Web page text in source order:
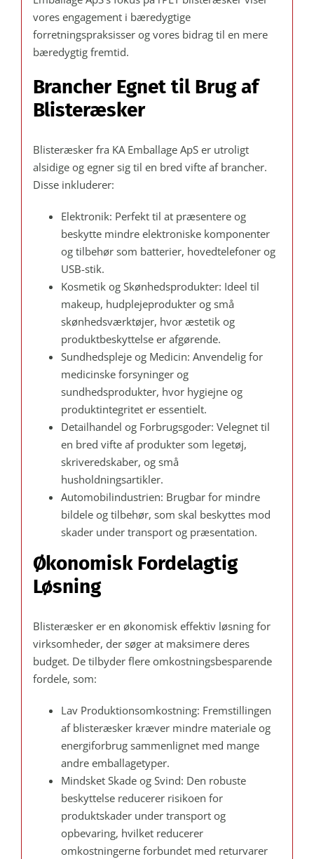
vores engagement i bæredygtige
forretningspraksisser og vores bidrag til en mere
bæredygtig fremtid.
Brancher Egnet til Brug af
Blisteræsker
Blisteræsker fra KA Emballage ApS er utroligt
alsidige og egner sig til en bred vifte af brancher.
Disse inkluderer:
Elektronik: Perfekt til at præsentere og
beskytte mindre elektroniske komponenter
og tilbehør som batterier, hovedtelefoner og
USB-stik.
Kosmetik og Skønhedsprodukter: Ideel til
makeup, hudplejeprodukter og små
skønhedsværktøjer, hvor æstetik og
produktbeskyttelse er afgørende.
Sundhedspleje og Medicin: Anvendelig for
medicinske forsyninger og
sundhedsprodukter, hvor hygiejne og
produktintegritet er essentielt.
Detailhandel og Forbrugsgoder: Velegnet til
en bred vifte af produkter som legetøj,
skriveredskaber, og små
husholdningsartikler.
Automobilindustrien: Brugbar for mindre
bildele og tilbehør, som skal beskyttes mod
skader under transport og præsentation.
Økonomisk Fordelagtig
Løsning
Blisteræsker er en økonomisk effektiv løsning for
virksomheder, der søger at maksimere deres
budget. De tilbyder flere omkostningsbesparende
fordele, som:
Lav Produktionsomkostning: Fremstillingen
af blisteræsker kræver mindre materiale og
energiforbrug sammenlignet med mange
andre emballagetyper.
Mindsket Skade og Svind: Den robuste
beskyttelse reducerer risikoen for
produktskader under transport og
opbevaring, hvilket reducerer
omkostningerne forbundet med returvarer